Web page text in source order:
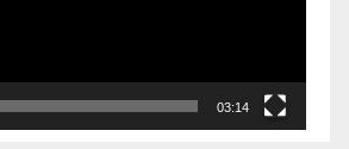
03:14